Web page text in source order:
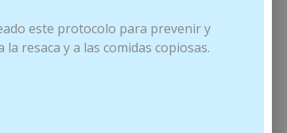
este protocolo para prevenir y
resaca y a las comidas copiosas.